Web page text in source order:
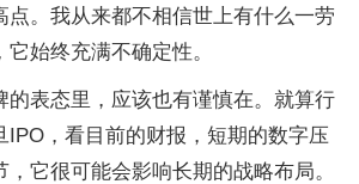
点。我从来都不相信世上有什么一劳
始终充满不确定性。
的表态里，应该也有谨慎在。就算行
IPO，看目前的财报，短期的数字压
它很可能会影响长期的战略布局。